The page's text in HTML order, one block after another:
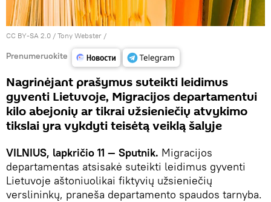
CC BY-SA 2.0 / Tony Webster /
Prenumeruokite
Nagrinėjant prašymus suteikti leidimus
gyventi Lietuvoje, Migracijos departamentui
kilo abejonių ar tikrai užsieniečių atvykimo
tikslai yra vykdyti teisėtą veiklą šalyje
VILNIUS, lapkričio 11 — Sputnik. Migracijos
departamentas atsisakė suteikti leidimus gyventi
Lietuvoje aštoniuolikai fiktyvių užsieniečių
verslininkų, praneša departamento spaudos tarnyba.